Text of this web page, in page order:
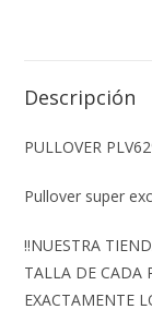
Descripción
PULLOVER
Pullover super
‼️NUESTRA
TALLA DE CADA
EXACTAMENTE